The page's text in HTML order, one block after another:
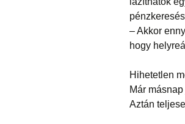
– Akkor
hogy
Hihetetlen
Már
Aztán